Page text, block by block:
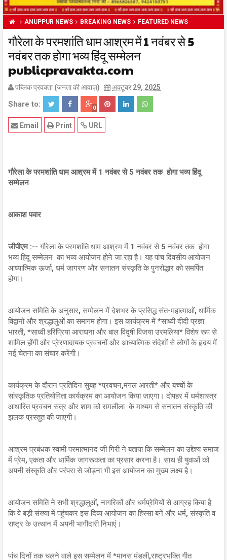
ANUPPUR NEWS BREAKING NEWS FEATURED NEWS
गौरेला के परमशांति धाम आश्रम में 1 नवंबर से 5
नवंबर तक होगा भव्य हिंदू सम्मेलन
publicpravakta.com
पब्लिक प्रवक्ता (जनता की आवाज़) अक्टूबर 29, 2025
Share to: 0
URL
Print
Email
गौरेला के परमशांति धाम आश्रम में 1 नवंबर से 5 नवंबर तक होगा भव्य हिंदू
सम्मेलन
आकाश पवार
जीपीएम :-- गौरेला के परमशांति धाम आश्रम में 1 नवंबर से 5 नवंबर तक होगा
भव्य हिंदू सम्मेलन का भव्य आयोजन होने जा रहा है। यह पांच दिवसीय आयोजन
आध्यात्मिक ऊर्जा, धर्म जागरण और सनातन संस्कृति के पुनरोद्धार को समर्पित
होगा।
आयोजन समिति के अनुसार, सम्मेलन में देशभर के प्रसिद्ध संत-महात्माओं, धार्मिक
विद्वानों और श्रद्धालुओं का समागम होगा। इस कार्यक्रम में *साध्वी दीदी प्रज्ञा
भारती, *साध्वी हरिप्रिया आराधना और बाल विदुषी विजया उरमलिया* विशेष रूप से
शामिल होंगी और प्रेरणादायक प्रवचनों और आध्यात्मिक संदेशों से लोगों के हृदय में
नई चेतना का संचार करेंगी।
कार्यक्रम के दौरान प्रतिदिन सुबह *प्रवचन,मंगल आरती* और बच्चों के
सांस्कृतिक प्रतियोगिता कार्यक्रम का आयोजन किया जाएगा। दोपहर में धर्मशास्त्र
आधारित प्रवचन सत्र और शाम को रामलीला के माध्यम से सनातन संस्कृति की
झलक प्रस्तुत की जाएगी।
आश्रम प्रबंधक स्वामी परमात्मानंद जी गिरी ने बताया कि सम्मेलन का उद्देश्य समाज
में प्रेम, एकता और धार्मिक जागरूकता का प्रसार करना है। साथ ही युवाओं को
अपनी संस्कृति और परंपरा से जोड़ना भी इस आयोजन का मुख्य लक्ष्य है।
आयोजन समिति ने सभी श्रद्धालुओं, नागरिकों और धर्मप्रेमियों से आग्रह किया है
कि वे बड़ी संख्या में पहुंचकर इस दिव्य आयोजन का हिस्सा बनें और धर्म, संस्कृति व
राष्ट्र के उत्थान में अपनी भागीदारी निभाएं।
पांच दिनों तक चलने वाले इस सम्मेलन में *मानस मंडली,राष्ट्रभक्ति गीत